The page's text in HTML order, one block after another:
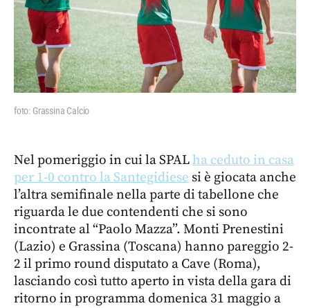
foto: Grassina Calcio
Nel pomeriggio in cui la SPALha ceduto in casa
per 1-0 contro la Santegidiese si è giocata anche
l’altra semifinale nella parte di tabellone che
riguarda le due contendenti che si sono
incontrate al “Paolo Mazza”. Monti Prenestini
(Lazio) e Grassina (Toscana) hanno pareggio 2-
2 il primo round disputato a Cave (Roma),
lasciando così tutto aperto in vista della gara di
ritorno in programma domenica 31 maggio a